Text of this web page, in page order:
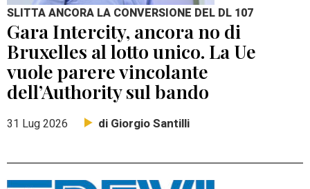
SLITTA ANCORA LA CONVERSIONE DEL DL 107
Gara Intercity, ancora no di
Bruxelles al lotto unico. La Ue
vuole parere vincolante
dell’Authority sul bando
31 Lug 2026 di Giorgio Santilli